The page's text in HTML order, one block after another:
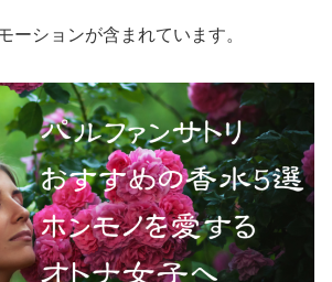
ーションが含まれています。